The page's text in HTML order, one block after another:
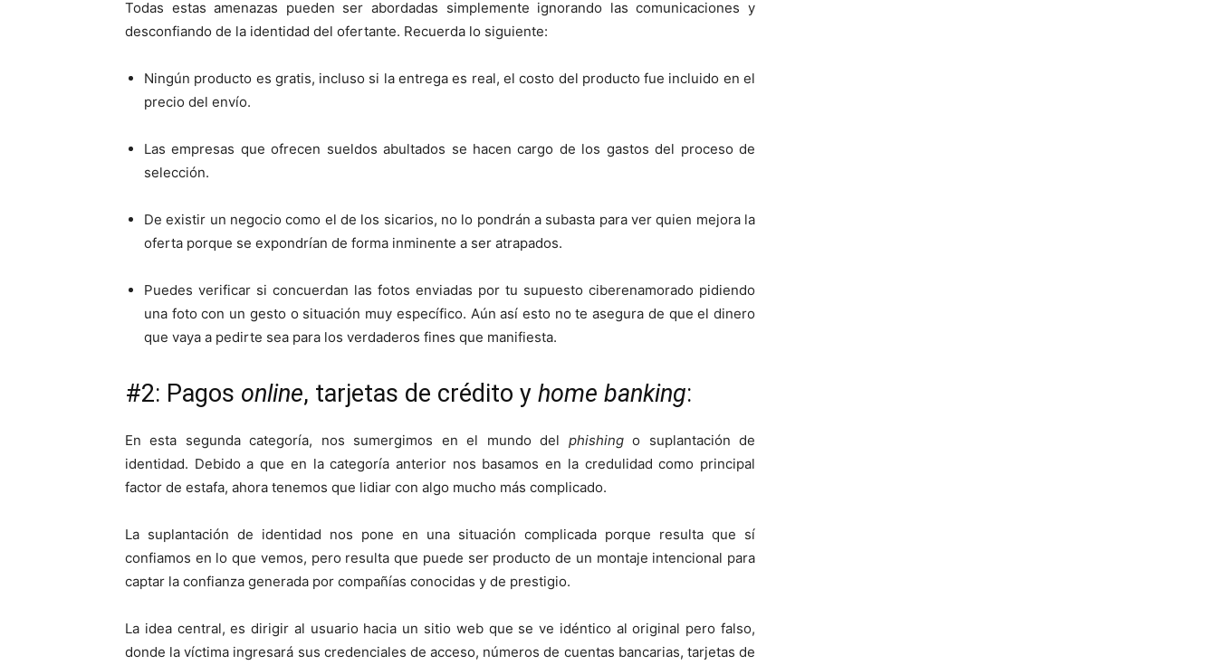
Todas estas amenazas pueden ser abordadas simplemente ignorando las comunicaciones y
desconfiando de la identidad del ofertante. Recuerda lo siguiente:
Ningún producto es gratis, incluso si la entrega es real, el costo del producto fue incluido en el
precio del envío.
Las empresas que ofrecen sueldos abultados se hacen cargo de los gastos del proceso de
selección.
De existir un negocio como el de los sicarios, no lo pondrán a subasta para ver quien mejora la
oferta porque se expondrían de forma inminente a ser atrapados.
Puedes verificar si concuerdan las fotos enviadas por tu supuesto ciberenamorado pidiendo
una foto con un gesto o situación muy específico. Aún así esto no te asegura de que el dinero
que vaya a pedirte sea para los verdaderos fines que manifiesta.
#2: Pagos online, tarjetas de crédito y home banking:
En esta segunda categoría, nos sumergimos en el mundo del phishingo suplantación de
identidad. Debido a que en la categoría anterior nos basamos en la credulidad como principal
factor de estafa, ahora tenemos que lidiar con algo mucho más complicado.
La suplantación de identidad nos pone en una situación complicada porque resulta que sí
confiamos en lo que vemos, pero resulta que puede ser producto de un montaje intencional para
captar la confianza generada por compañías conocidas y de prestigio.
La idea central, es dirigir al usuario hacia un sitio web que se ve idéntico al original pero falso,
donde la víctima ingresará sus credenciales de acceso, números de cuentas bancarias, tarjetas de